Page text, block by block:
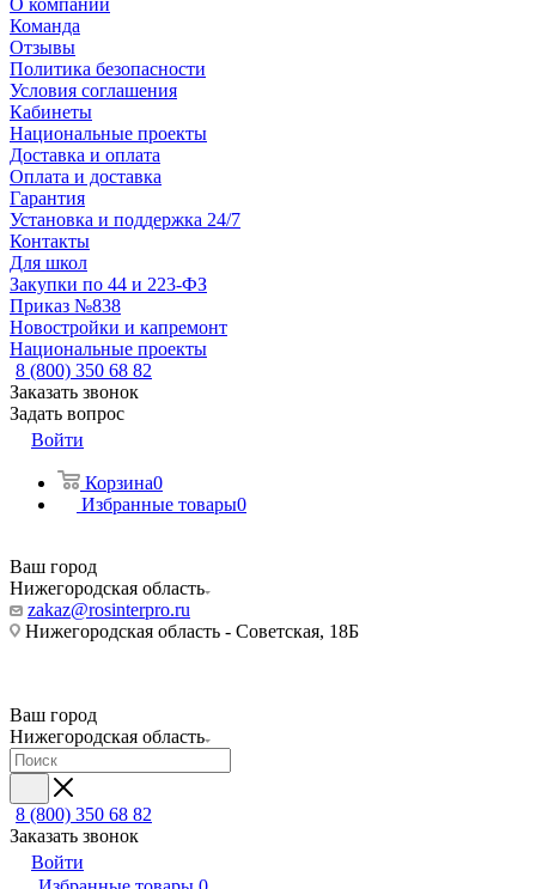
О компании
Команда
Отзывы
Политика безопасности
Условия соглашения
Кабинеты
Национальные проекты
Доставка и оплата
Оплата и доставка
Гарантия
Установка и поддержка 24/7
Контакты
Для школ
Закупки по 44 и 223-ФЗ
Приказ №838
Новостройки и капремонт
Национальные проекты
8 (800) 350 68 82
Заказать звонок
Задать вопрос
Войти
Корзина0
Избранные товары0
Ваш город
Нижегородская область
zakaz@rosinterpro.ru
Нижегородская область - Советская, 18Б
Ваш город
Нижегородская область
8 (800) 350 68 82
Заказать звонок
Войти